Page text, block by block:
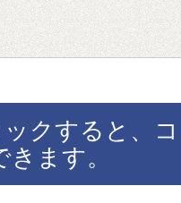
クすると、
きます。